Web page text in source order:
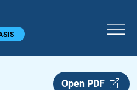
Open PDF